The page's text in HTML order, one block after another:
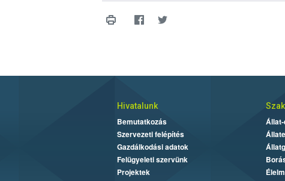
Hivatalunk
Bemutatkozás
Szervezeti felépítés
Gazdálkodási adatok
Felügyeleti szervünk
Projektek